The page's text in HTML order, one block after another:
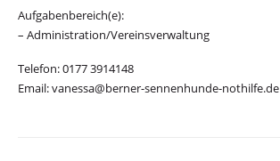
Aufgabenbereich(e):
– Administration/Vereinsverwaltung
Telefon: 0177 3914148
Email: vanessa@berner-sennenhunde-nothilfe.de